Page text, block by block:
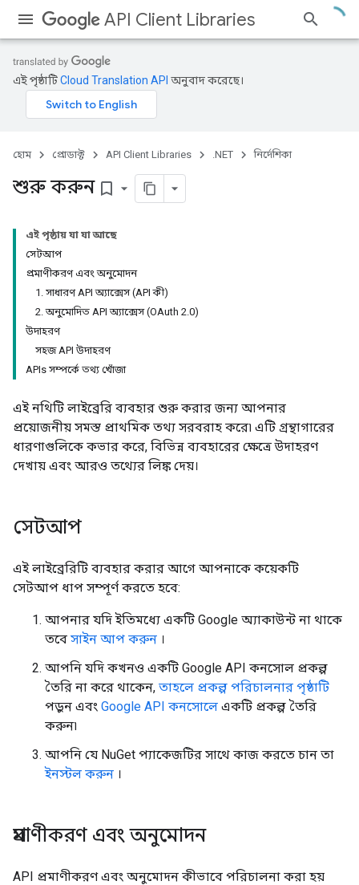
API Client Libraries
এই পৃষ্ঠাটিCloud Translation API অনুবাদ করেছে।
হোম প্রোডাক্ট API Client Libraries .NET নির্দেশিকা
শুরু করুন bookmark_border
এই পৃষ্ঠায় যা যা আছে
সেটআপ
প্রমাণীকরণ এবং অনুমোদন
1. সাধারণ API অ্যাক্সেস (API কী)
2. অনুমোদিত API অ্যাক্সেস (OAuth 2.0)
উদাহরণ
সহজ API উদাহরণ
APIs সম্পর্কে তথ্য খোঁজা
এই নথিটি লাইব্রেরি ব্যবহার শুরু করার জন্য আপনার
প্রয়োজনীয় সমস্ত প্রাথমিক তথ্য সরবরাহ করে৷ এটি গ্রন্থাগারের
ধারণাগুলিকে কভার করে, বিভিন্ন ব্যবহারের ক্ষেত্রে উদাহরণ
দেখায় এবং আরও তথ্যের লিঙ্ক দেয়।
সেটআপ
এই লাইব্রেরিটি ব্যবহার করার আগে আপনাকে কয়েকটি
সেটআপ ধাপ সম্পূর্ণ করতে হবে:
আপনার যদি ইতিমধ্যে একটি Google অ্যাকাউন্ট না থাকে
তবে সাইন আপ করুন ।
আপনি যদি কখনও একটি Google API কনসোল প্রকল্প
তৈরি না করে থাকেন, তাহলে প্রকল্প পরিচালনার পৃষ্ঠাটি
পড়ুন এবং Google API কনসোলে একটি প্রকল্প তৈরি
করুন৷
আপনি যে NuGet প্যাকেজটির সাথে কাজ করতে চান তা
ইনস্টল করুন ।
প্রমাণীকরণ এবং অনুমোদন
API প্রমাণীকরণ এবং অনুমোদন কীভাবে পরিচালনা করা হয়